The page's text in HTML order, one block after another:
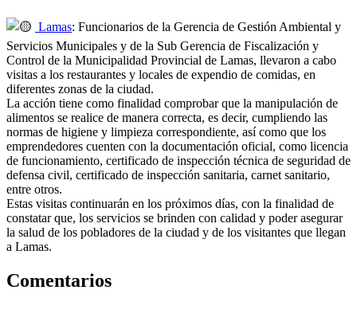
Lamas: Funcionarios de la Gerencia de Gestión Ambiental y
Servicios Municipales y de la Sub Gerencia de Fiscalización y
Control de la Municipalidad Provincial de Lamas, llevaron a cabo
visitas a los restaurantes y locales de expendio de comidas, en
diferentes zonas de la ciudad.
La acción tiene como finalidad comprobar que la manipulación de
alimentos se realice de manera correcta, es decir, cumpliendo las
normas de higiene y limpieza correspondiente, así como que los
emprendedores cuenten con la documentación oficial, como licencia
de funcionamiento, certificado de inspección técnica de seguridad de
defensa civil, certificado de inspección sanitaria, carnet sanitario,
entre otros.
Estas visitas continuarán en los próximos días, con la finalidad de
constatar que, los servicios se brinden con calidad y poder asegurar
la salud de los pobladores de la ciudad y de los visitantes que llegan
a Lamas.
Comentarios